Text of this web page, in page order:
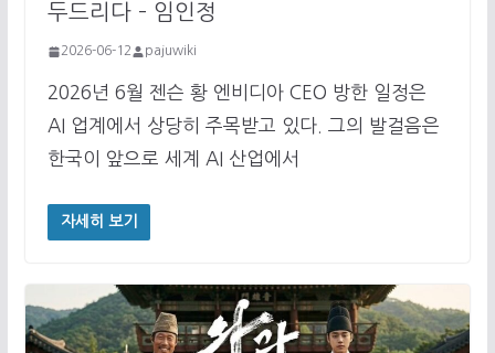
두드리다 – 임인정
2026-06-12 pajuwiki
2026년 6월 젠슨 황 엔비디아 CEO 방한 일정은
AI 업계에서 상당히 주목받고 있다. 그의 발걸음은
한국이 앞으로 세계 AI 산업에서
자세히 보기